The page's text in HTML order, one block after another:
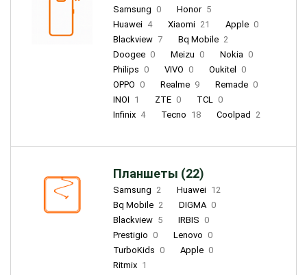
Samsung 0 Honor 5
Huawei 4 Xiaomi 21 Apple 0
Blackview 7 Bq Mobile 2
Doogee 0 Meizu 0 Nokia 0
Philips 0 VIVO 0 Oukitel
0
OPPO 0 Realme 9 Remade 0
INOI 1 ZTE 0 TCL 0
Infinix 4 Tecno 18 Coolpad 2
Планшеты (22)
Samsung 2 Huawei 12
Bq Mobile 2 DIGMA 0
Blackview 5 IRBIS 0
Prestigio 0 Lenovo 0
TurboKids 0 Apple 0
Ritmix 1